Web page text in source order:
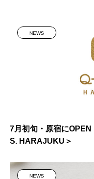
NEWS
7月初旬・原宿にOPEN
S. HARAJUKU＞
NEWS